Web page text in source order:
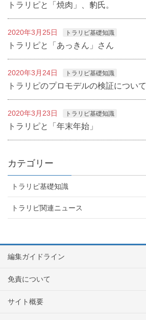
トラリピと「焼肉」、豹氏。
2020年3月25日 トラリピ基礎知識
トラリピと「あっきん」さん
2020年3月24日 トラリピ基礎知識
トラリピのプロモデルの検証について
2020年3月23日 トラリピ基礎知識
トラリピと「年末年始」
カテゴリー
トラリピ基礎知識
トラリピ関連ニュース
編集ガイドライン
免責について
サイト概要